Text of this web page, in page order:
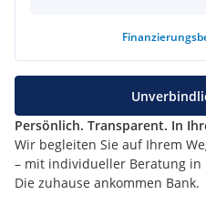
Persönlich. Transparent. In
Wir begleiten Sie auf Ihrem
– mit individueller Beratung
Die zuhause ankommen Bank.